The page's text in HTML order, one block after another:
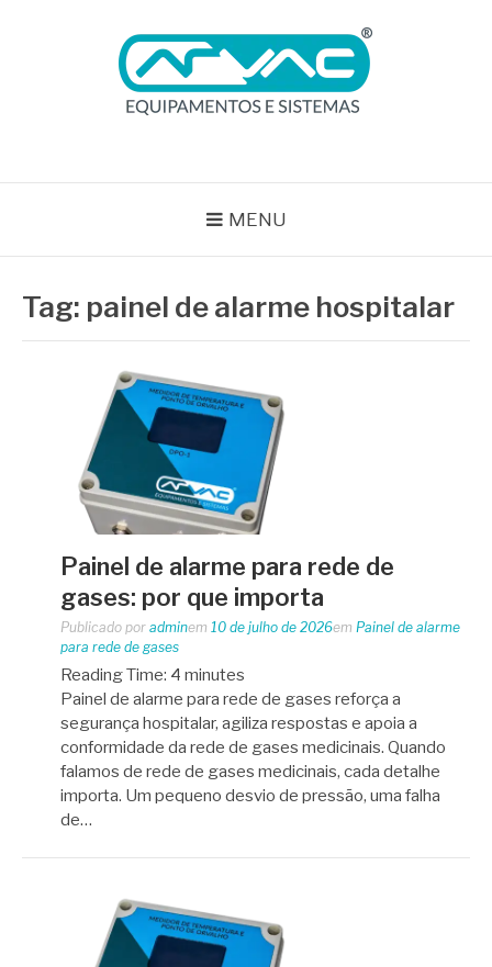
MENU
Tag: painel de alarme hospitalar
Painel de alarme para rede de
gases: por que importa
Publicado por adminem 10 de julho de 2026em Painel de alarme
para rede de gases
Reading Time: 4 minutes
Painel de alarme para rede de gases reforça a
segurança hospitalar, agiliza respostas e apoia a
conformidade da rede de gases medicinais. Quando
falamos de rede de gases medicinais, cada detalhe
importa. Um pequeno desvio de pressão, uma falha
de…